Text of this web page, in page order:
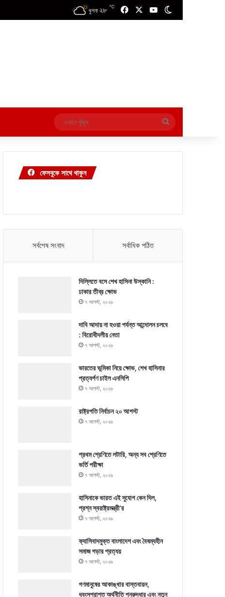
খুলনা ২৮ ℃ FacebookYouTube
এখানে
খুঁজুন
ফেসবুকে সাথে থাকুন
সর্বশেষ সংবাদ সর্বাধিক পঠিত
দিল্লিতে বসে শেখ হাসিনা উস্কানি :
ঢাকার তীব্র ক্ষোভ
৭ আগস্ট, ২০২৬
দাবি আদায় না হওয়া পর্যন্ত আন্দোলন চলবে
: বিরোধীদলীয় নেতা
৭ আগস্ট, ২০২৬
ভারতের ভূমিকা নিয়ে ক্ষোভ, শেখ হাসিনার
প্রত্যর্পণ চাইল এনসিপি
৭ আগস্ট, ২০২৬
রাষ্ট্রপতি নির্বাচন ২০ আগস্ট
৭ আগস্ট, ২০২৬
প্রথম শ্রেণিতে লটারি, অন্য সব শ্রেণিতে
ভর্তি পরীক্ষা
৭ আগস্ট, ২০২৬
হাসিনাকে ভারত এই সুযোগ কেন দিল,
প্রশ্ন স্বরাষ্ট্রমন্ত্রী’র
৭ আগস্ট, ২০২৬
ফ্যাসিবাদমুক্ত বাংলাদেশ এবং বৈষম্যহীন
সমাজ গড়ার প্রত্যয়
৭ আগস্ট, ২০২৬
গণমানুষের আকাঙ্খার বাস্তবায়ন,
ধ্বংসপ্রাপ্ত অর্থনীতি পুনরুদ্ধার এবং নতুন